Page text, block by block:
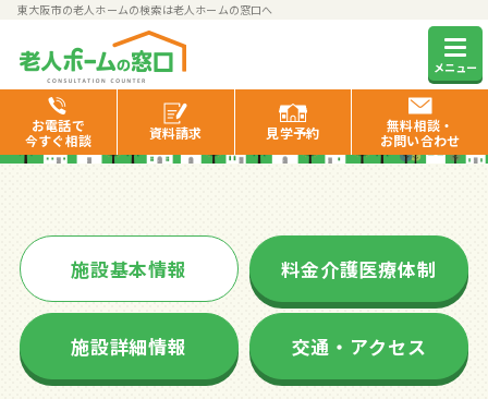
東大阪市の老人ホームの検索は老人ホームの窓口へ
メニュー
お電話で
今すぐ相談
資料請求 見学予約
無料相談・
お問い合わせ
住宅型有料老人ホーム ナチュ
ラル東大阪
施設基本情報 料金介護医療体制
施設詳細情報 交通・アクセス